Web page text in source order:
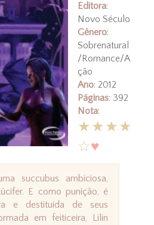
Editora:
Novo Século
Gênero:
Sobrenatural
/Romance/A
ção
Ano: 2012
Páginas: 392
Nota:
★★★★
☆♥
succubus ambiciosa,
E como punição, é
e destituída de seus
em feiticeira, Lilin